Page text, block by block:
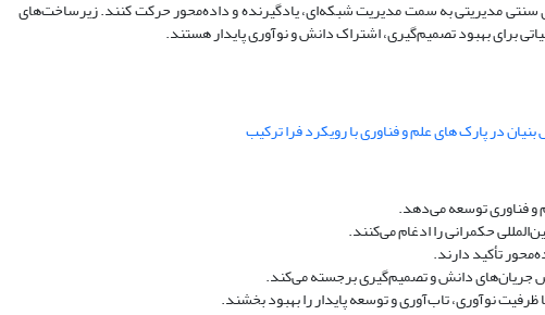
سنتی مدیریتی به سمت مدیریت شبکه‌ای، یادگیرنده و داده‌محور حرکت کنند. زیرساخت‌های
برای بهبود تصمیم‌گیری، اشتراک دانش و نوآوری پایدار هستند.
و فناوری توسعه می‌دهد.
حکمرانی را ادغام می‌کنند.
تأکید دارند.
جریان‌های دانش و تصمیم‌گیری برجسته می‌کند.
نوآوری، تاب‌آوری و توسعه پایدار را بهبود بخشند.